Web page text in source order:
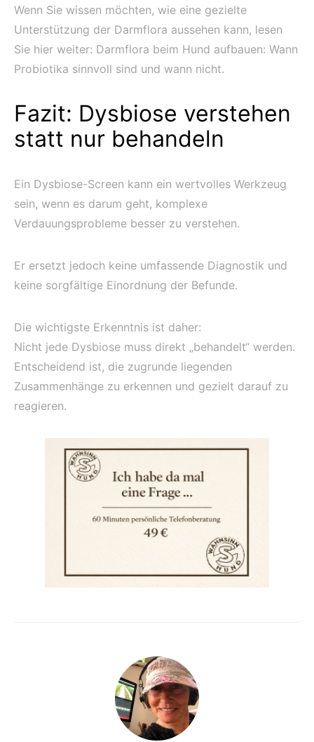
Wenn Sie wissen möchten, wie eine gezielte
Unterstützung der Darmflora aussehen kann, lesen
Sie hier weiter: Darmflora beim Hund aufbauen: Wann
Probiotika sinnvoll sind und wann nicht.
Fazit: Dysbiose verstehen
statt nur behandeln
Ein Dysbiose-Screen kann ein wertvolles Werkzeug
sein, wenn es darum geht, komplexe
Verdauungsprobleme besser zu verstehen.
Er ersetzt jedoch keine umfassende Diagnostik und
keine sorgfältige Einordnung der Befunde.
Die wichtigste Erkenntnis ist daher:
Nicht jede Dysbiose muss direkt „behandelt“ werden.
Entscheidend ist, die zugrunde liegenden
Zusammenhänge zu erkennen und gezielt darauf zu
reagieren.